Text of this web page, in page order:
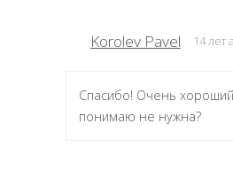
Korolev Pavel 14 лет
Спасибо! Очень хороший
понимаю не нужна?